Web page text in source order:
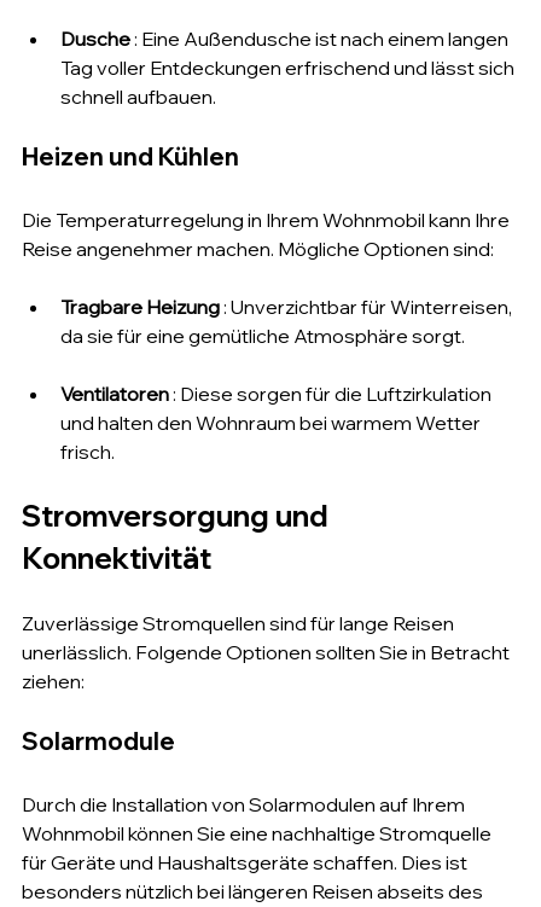
Dusche : Eine Außendusche ist nach einem langen
Tag voller Entdeckungen erfrischend und lässt sich
schnell aufbauen.
Heizen und Kühlen
Die Temperaturregelung in Ihrem Wohnmobil kann Ihre
Reise angenehmer machen. Mögliche Optionen sind:
Tragbare Heizung : Unverzichtbar für Winterreisen,
da sie für eine gemütliche Atmosphäre sorgt.
Ventilatoren : Diese sorgen für die Luftzirkulation
und halten den Wohnraum bei warmem Wetter
frisch.
Stromversorgung und
Konnektivität
Zuverlässige Stromquellen sind für lange Reisen
unerlässlich. Folgende Optionen sollten Sie in Betracht
ziehen:
Solarmodule
Durch die Installation von Solarmodulen auf Ihrem
Wohnmobil können Sie eine nachhaltige Stromquelle
für Geräte und Haushaltsgeräte schaffen. Dies ist
besonders nützlich bei längeren Reisen abseits des